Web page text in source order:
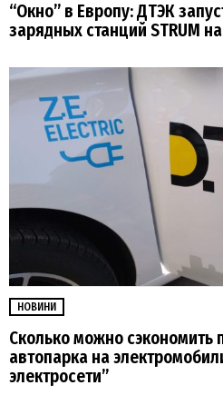
“Окно” в Европу: ДТЭК
зарядных станций STRUM
НОВИНИ
Сколько можно сэкономить
автопарка на
электросети”